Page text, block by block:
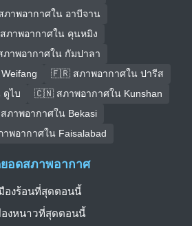
าพอากาศใน อาบีจาน
าพอากาศใน คุนหมิง
าพอากาศใน กัมปาลา
🇫🇷 สภาพอากาศใน ปารีส
ไบ
🇨🇳 สภาพอากาศใน Kunshan
าพอากาศใน Bekasi
อากาศใน Faisalabad
อดสภาพอากาศ
องร้อนที่สุดตอนนี้
องหนาวที่สุดตอนนี้